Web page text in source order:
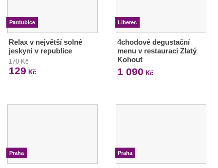
Pardubice
Relax v největší solné
jeskyni v republice
170 Kč
129 Kč
Liberec
4chodové degustační
menu v restauraci Zlatý
Kohout
1 090 Kč
Praha Praha